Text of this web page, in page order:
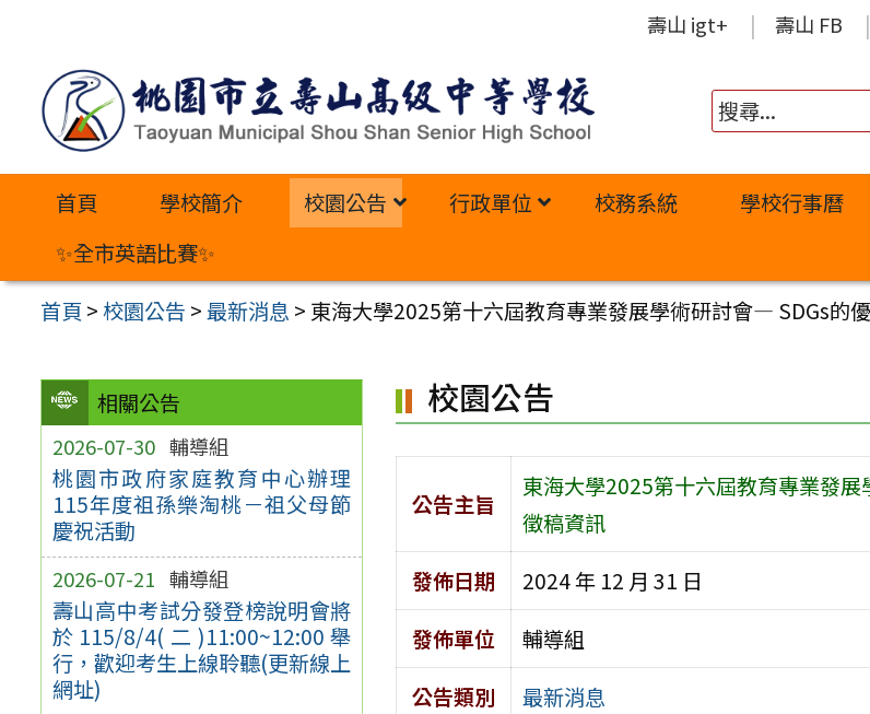
內
壽山 igt+ 壽山 FB
首頁 學校簡介 校園公告 行政單位 校務系統 學校行事曆
✨全市英語比賽✨
首頁 >校園公告 >最新消息 > 東海大學2025第十六屆教育專業發展學術研討會— SDGs的
相關公告
2026-07-30 輔導組
桃園市政府家庭教育中心辦理
115年度祖孫樂淘桃－祖父母節
慶祝活動
2026-07-21 輔導組
壽山高中考試分發登榜說明會將
於115/8/4(二)11:00~12:00舉
行，歡迎考生上線聆聽(更新線上
網址)
校園公告
公告主旨
東海大學2025第十六屆教育專業發
徵稿資訊
發佈日期
2024 年 12 月 31 日
發佈單位
輔導組
公告類別
最新消息